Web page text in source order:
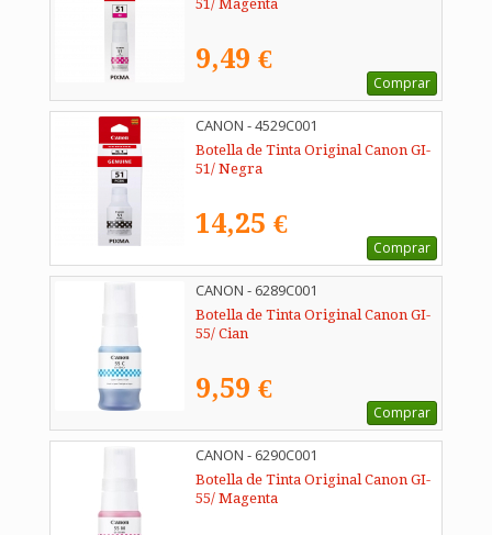
51/ Magenta
9,49 €
Comprar
CANON - 4529C001
Botella de Tinta Original Canon GI-
51/ Negra
14,25 €
Comprar
CANON - 6289C001
Botella de Tinta Original Canon GI-
55/ Cian
9,59 €
Comprar
CANON - 6290C001
Botella de Tinta Original Canon GI-
55/ Magenta